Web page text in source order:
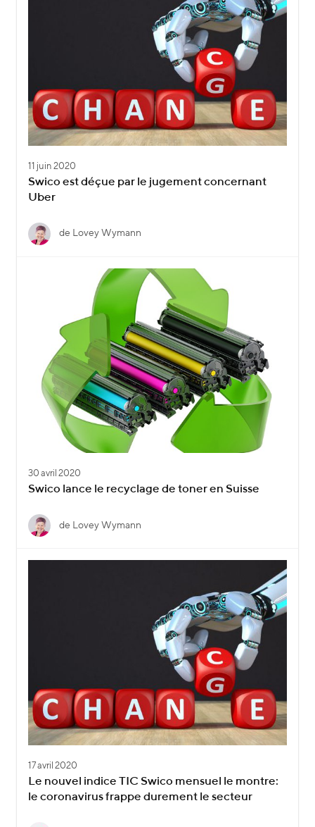
11 juin 2020
Swico est déçue par le jugement concernant
Uber
de Lovey Wymann
30 avril 2020
Swico lance le recyclage de toner en Suisse
de Lovey Wymann
17 avril 2020
Le nouvel indice TIC Swico mensuel le montre:
le coronavirus frappe durement le secteur